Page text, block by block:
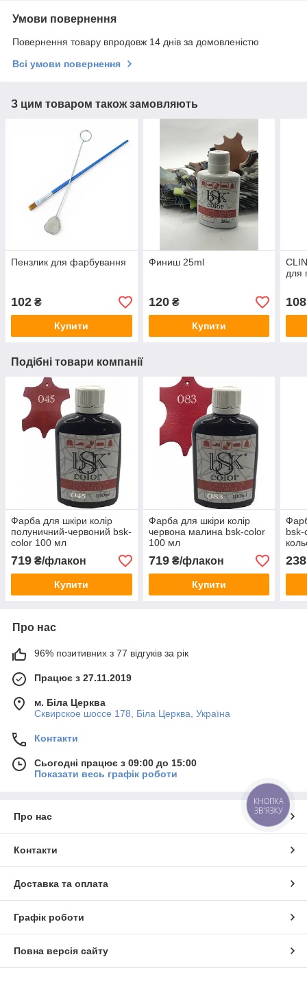
Умови повернення
Повернення товару впродовж 14 днів за домовленістю
Всі умови повернення
З цим товаром також замовляють
Пензлик для фарбування
102 ₴
Купити
Финиш 25ml
120₴
Купити
для
108
Подібні товари компанії
Фарба для шкіри колір
полуничний-червоний bsk-
color 100 мл
719 ₴/флакон
Купити
Фарба для шкіри колір
червона малина bsk-color
100 мл
719₴/флакон
Купити
bsk-
238
Про нас
96% позитивних з 77 відгуків за рік
Працює з 27.11.2019
м. Біла Церква
Сквирское шоссе 178, Біла Церква, Україна
Контакти
Сьогодні працює з 09:00 до 15:00
Показати весь графік роботи
Про нас
Контакти
Доставка та оплата
Графік роботи
Повна версія сайту
КНОПКА
ЗВ'ЯЗКУ